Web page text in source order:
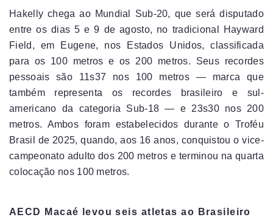
Hakelly chega ao Mundial Sub-20, que será disputado
entre os dias 5 e 9 de agosto, no tradicional Hayward
Field, em Eugene, nos Estados Unidos, classificada
para os 100 metros e os 200 metros. Seus recordes
pessoais são 11s37 nos 100 metros — marca que
também representa os recordes brasileiro e sul-
americano da categoria Sub-18 — e 23s30 nos 200
metros. Ambos foram estabelecidos durante o Troféu
Brasil de 2025, quando, aos 16 anos, conquistou o vice-
campeonato adulto dos 200 metros e terminou na quarta
colocação nos 100 metros.
AECD Macaé levou seis atletas ao Brasileiro